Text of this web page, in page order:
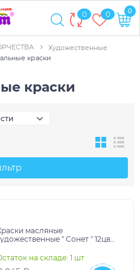
0 0 0
Художественные
краски
краски
масляные
" Сонет " 12цв
на складе: 1 шт